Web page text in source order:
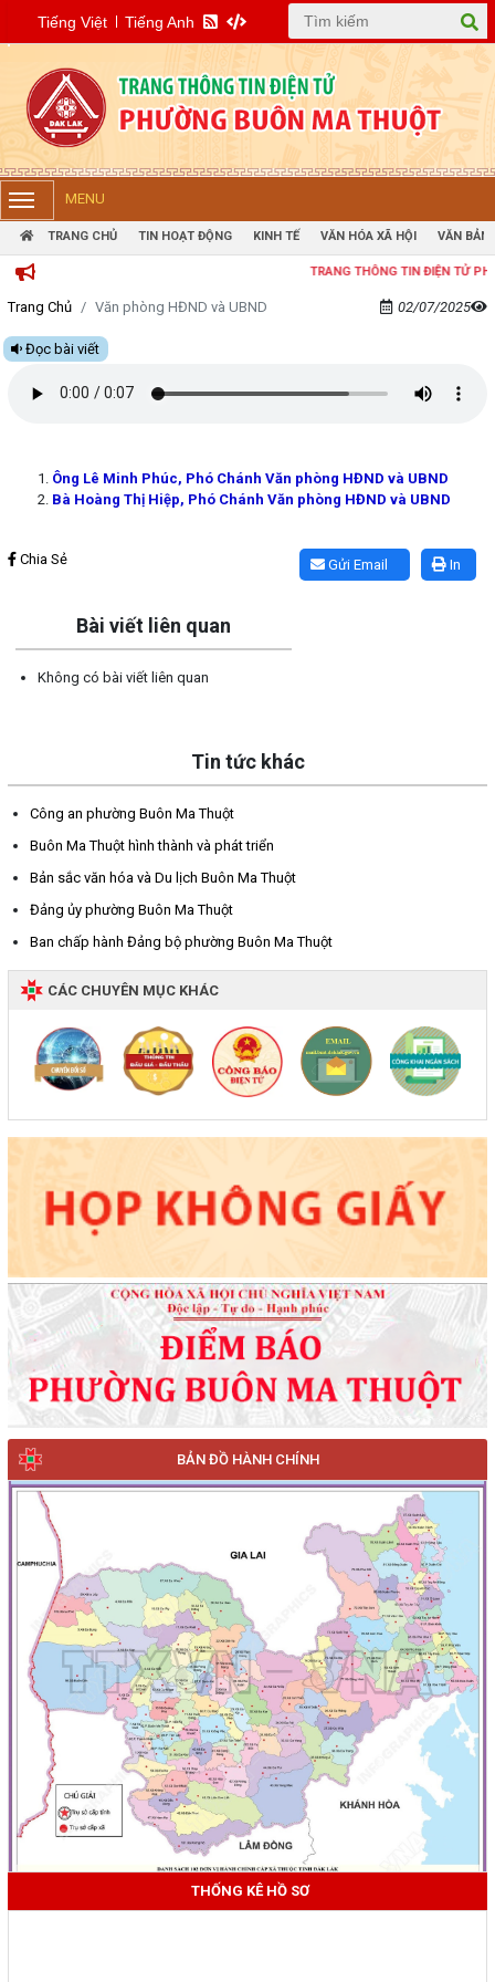
Tiếng Việt Tiếng Anh
MENU
TRANG CHỦ TIN HOẠT ĐỘNG KINH TẾ VĂN HÓA XÃ HỘI VĂN BẢN
TRANG THÔNG TIN ĐIỆN TỬ PHƯỜNG
BẢN ĐỒ HÀNH CHÍNH
THỐNG KÊ HỒ SƠ
Trang Chủ Văn phòng HĐND và UBND 02/07/2025
Đọc bài viết
Ông Lê Minh Phúc, Phó Chánh Văn phòng HĐND và UBND
Bà Hoàng Thị Hiệp, Phó Chánh Văn phòng HĐND và UBND
In
Gửi Email
Chia Sẻ
Bài viết liên quan
Không có bài viết liên quan
Tin tức khác
Công an phường Buôn Ma Thuột
Buôn Ma Thuột hình thành và phát triển
Bản sắc văn hóa và Du lịch Buôn Ma Thuột
Đảng ủy phường Buôn Ma Thuột
Ban chấp hành Đảng bộ phường Buôn Ma Thuột
CÁC CHUYÊN MỤC KHÁC